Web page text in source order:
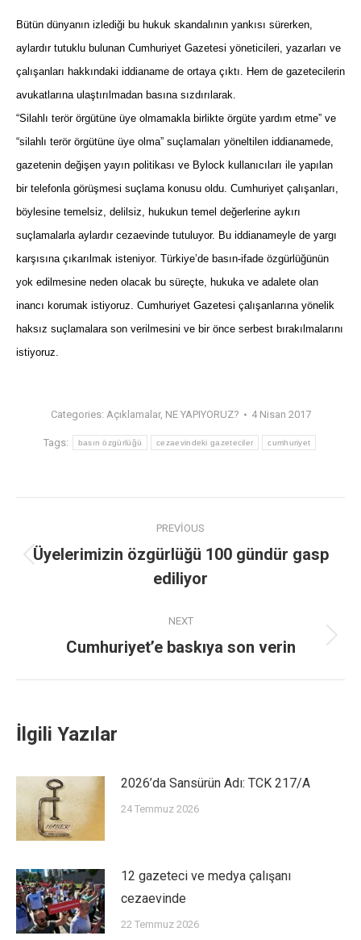
Bütün dünyanın izlediği bu hukuk skandalının yankısı sürerken,
aylardır tutuklu bulunan Cumhuriyet Gazetesi yöneticileri, yazarları ve
çalışanları hakkındaki iddianame de ortaya çıktı. Hem de gazetecilerin
avukatlarına ulaştırılmadan basına sızdırılarak.
“Silahlı terör örgütüne üye olmamakla birlikte örgüte yardım etme” ve
“silahlı terör örgütüne üye olma” suçlamaları yöneltilen iddianamede,
gazetenin değişen yayın politikası ve Bylock kullanıcıları ile yapılan
bir telefonla görüşmesi suçlama konusu oldu. Cumhuriyet çalışanları,
böylesine temelsiz, delilsiz, hukukun temel değerlerine aykırı
suçlamalarla aylardır cezaevinde tutuluyor. Bu iddianameyle de yargı
karşısına çıkarılmak isteniyor. Türkiye’de basın-ifade özgürlüğünün
yok edilmesine neden olacak bu süreçte, hukuka ve adalete olan
inancı korumak istiyoruz. Cumhuriyet Gazetesi çalışanlarına yönelik
haksız suçlamalara son verilmesini ve bir önce serbest bırakılmalarını
istiyoruz.
Categories: Açıklamalar, NE YAPIYORUZ? 4 Nisan 2017
Tags: basın özgürlüğü cezaevindeki gazeteciler cumhuriyet
PREVIOUS
Üyelerimizin özgürlüğü 100 gündür gasp
ediliyor
NEXT
Cumhuriyet’e baskıya son verin
İlgili Yazılar
2026’da Sansürün Adı: TCK 217/A
24 Temmuz 2026
12 gazeteci ve medya çalışanı
cezaevinde
22 Temmuz 2026